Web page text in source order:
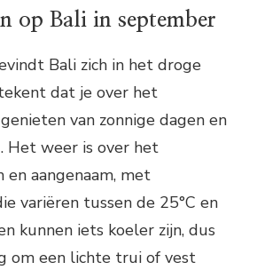
op Bali in september
Bali zich in het droge
dat je over het
van zonnige dagen en
Het weer is over het
aangenaam, met
variëren tussen de 25°C en
kunnen iets koeler zijn, dus
om een lichte trui of vest